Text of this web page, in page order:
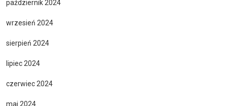
październik 2024
wrzesień 2024
sierpień 2024
lipiec 2024
czerwiec 2024
maj 2024